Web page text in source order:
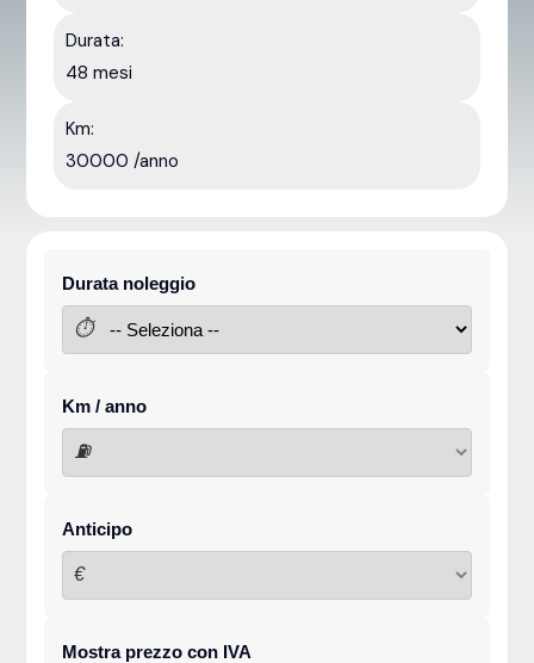
Durata:
48 mesi
Km:
30000 /anno
Durata noleggio
⏱
Km / anno
⛽
Anticipo
€
Mostra prezzo con IVA